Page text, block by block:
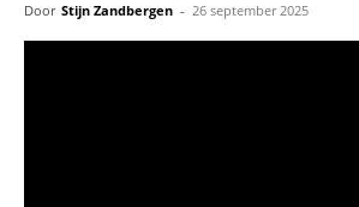
Door Stijn Zandbergen - 26 september 2025